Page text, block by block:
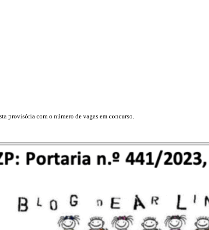
provisória com o número de vagas em concurso.